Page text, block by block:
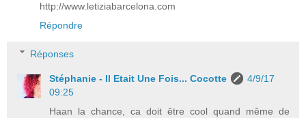
http://www.letiziabarcelona.com
Répondre
Réponses
Stéphanie - Il Etait Une Fois... Cocotte
4/9/17
09:25
Haan la chance, ca doit être cool quand même de